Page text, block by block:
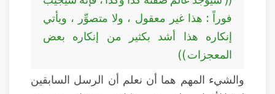
فوراً : هذا غير معقول ، ولا متصوِّر ، ويأتي
إنكاره هذا أشد بكثير من إنكاره بعض
المعجزات ))
والشيء المهم هما أن نعلم أن الرسل السابقين